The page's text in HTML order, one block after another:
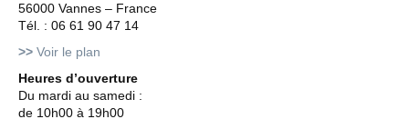
56000 Vannes – France
Tél. : 06 61 90 47 14
>> Voir le plan
Heures d’ouverture
Du mardi au samedi :
de 10h00 à 19h00